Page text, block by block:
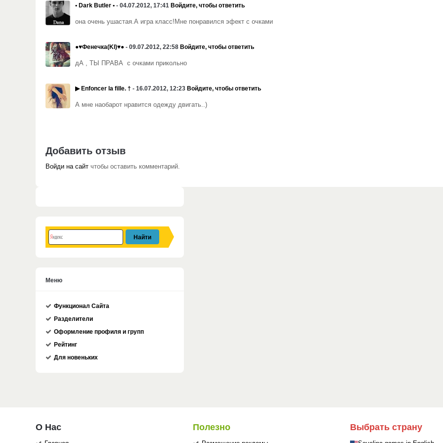
• Dark Butler • - 04.07.2012, 17:41 Войдите, чтобы ответить
она очень ушастая.А игра класс!Мне понравился эфект с очками
●♥Фенечка(KI)♥● - 09.07.2012, 22:58 Войдите, чтобы ответить
дА , ТЫ ПРАВА с очками прикольно
▶ Enfoncer la fille. † - 16.07.2012, 12:23 Войдите, чтобы ответить
А мне наобарот нравится одежду двигать..)
Добавить отзыв
Войди на сайт чтобы оставить комментарий.
Меню
Функционал Сайта
Разделители
Оформление профиля и групп
Рейтинг
Для новеньких
О Нас Полезно Выбрать страну